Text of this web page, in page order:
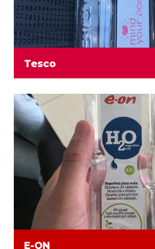
Tesco
E-ON